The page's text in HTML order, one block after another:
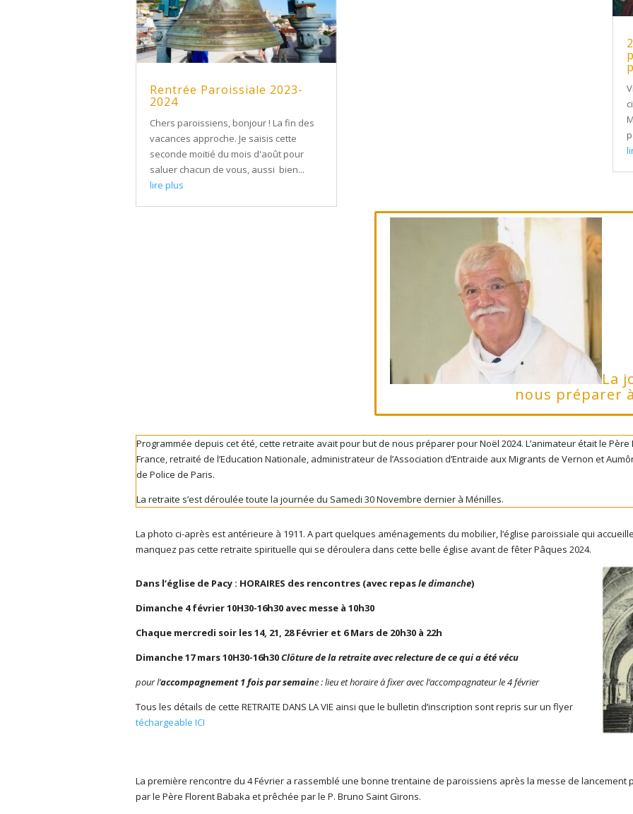
Rentrée Paroissiale 2023-
2024
Chers paroissiens, bonjour ! La fin des
vacances approche. Je saisis cette
seconde moitié du mois d'août pour
saluer chacun de vous, aussi bien...
lire plus
La
nous préparer
Programmée depuis cet été, cette retraite avait pour but de nous préparer pour Noël 2024. L’animateur était le
France, retraité de l’Education Nationale, administrateur de l’Association d’Entraide aux Migrants de Vernon et
de Police de Paris.
La retraite s’est déroulée toute la journée du Samedi 30 Novembre dernier à Ménilles.
La photo ci-après est antérieure à 1911. A part quelques aménagements du mobilier, l’église paroissiale qui
manquez pas cette retraite spirituelle qui se déroulera dans cette belle église avant de fêter Pâques 2024.
Dans l’église de Pacy : HORAIRES des rencontres (avec repasle dimanche)
Dimanche 4 février10H30-16h30 avec messe à 10h30
Chaque mercredi soir les 14, 21, 28 Février et 6 Mars de 20h30 à 22h
Dimanche 17 mars10H30-16h30Clôture de la retraite avec relecture de ce qui a été vécu
pour l’accompagnement 1 fois par semaine : lieu et horaire à fixer avec l’accompagnateur le 4 février
Tous les détails de cette RETRAITE DANS LA VIE ainsi que le bulletin d’inscription sont repris sur un flyer
téchargeable ICI
La première rencontre du 4 Février a rassemblé une bonne trentaine de paroissiens après la messe de lancement
par le Père Florent Babaka et prêchée par le P. Bruno Saint Girons.